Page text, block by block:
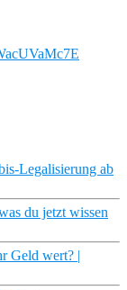
Legalisierung ab
du jetzt wissen
Geld wert? |